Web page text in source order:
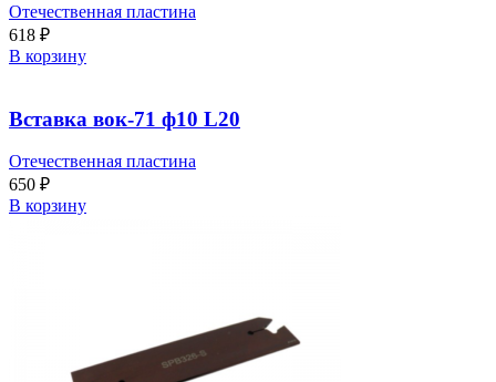
Отечественная пластина
618 ₽
В корзину
Вставка вок-71 ф10 L20
Отечественная пластина
650 ₽
В корзину